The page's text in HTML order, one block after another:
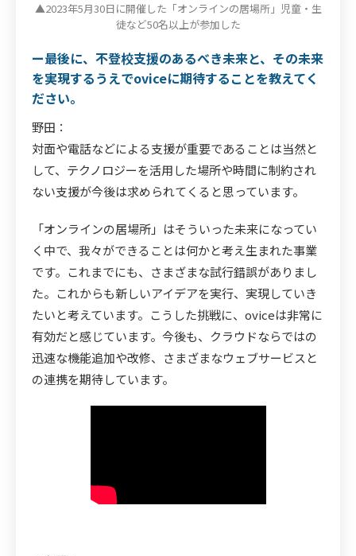
▲2023年5月30日に開催した「オンラインの居場所」児童・生
徒など50名以上が参加した
ー最後に、不登校支援のあるべき未来と、その未来
を実現するうえでoviceに期待することを教えてく
ださい。
野田：
対面や電話などによる支援が重要であることは当然と
して、テクノロジーを活用した場所や時間に制約され
ない支援が今後は求められてくると思っています。
「オンラインの居場所」はそういった未来になってい
く中で、我々ができることは何かと考え生まれた事業
です。これまでにも、さまざまな試行錯誤がありまし
た。これからも新しいアイデアを実行、実現していき
たいと考えています。こうした挑戦に、oviceは非常に
有効だと感じています。今後も、クラウドならではの
迅速な機能追加や改修、さまざまなウェブサービスと
の連携を期待しています。